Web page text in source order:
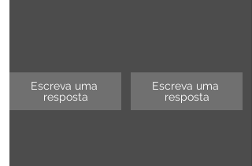
Escreva uma
resposta
Escreva uma
resposta